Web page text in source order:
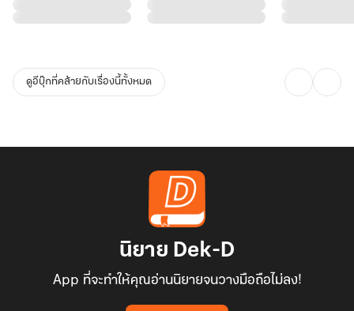
ดูอีบุ๊กที่คล้ายกับเรื่องนี้ทั้งหมด
นิยาย Dek-D
App ที่จะทำให้คุณอ่านนิยายจนวางมือถือไม่ลง!